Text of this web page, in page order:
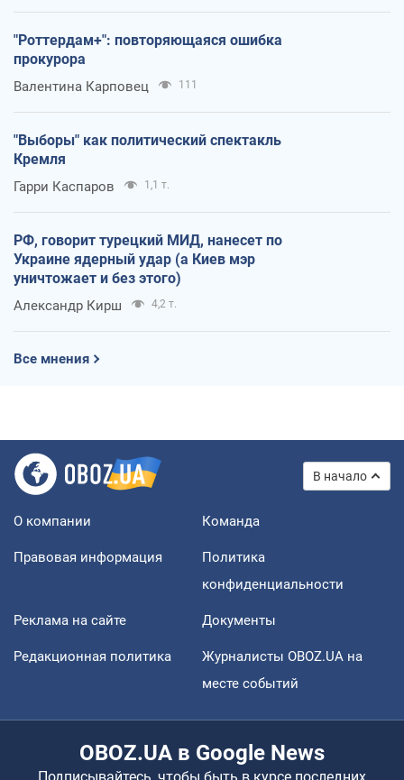
"Роттердам+": повторяющаяся ошибка
прокурора
Валентина Карповец 111
"Выборы" как политический спектакль
Кремля
Гарри Каспаров 1,1 т.
РФ, говорит турецкий МИД, нанесет по
Украине ядерный удар (а Киев мэр
уничтожает и без этого)
Александр Кирш 4,2 т.
Все мнения
В начало
О компании Команда
Правовая информация
Политика
конфиденциальности
Реклама на сайте Документы
Редакционная политика
Журналисты OBOZ.UA на
месте событий
OBOZ.UA в Google News
Подписывайтесь, чтобы быть в курсе последних